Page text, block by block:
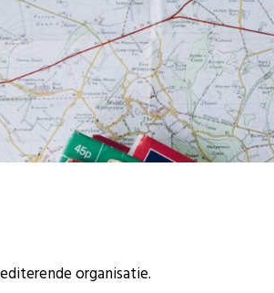
organisatie.